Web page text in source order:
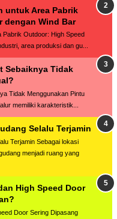
untuk Area Pabrik
dengan Wind Bar
Pabrik Outdoor: High Speed
area produksi dan gu...
Sebaiknya Tidak
Tidak Menggunakan Pintu
memiliki karakteristik...
Selalu Terjamin
Terjamin Sebagai lokasi
menjadi ruang yang
High Speed Door
Door Sering Dipasang